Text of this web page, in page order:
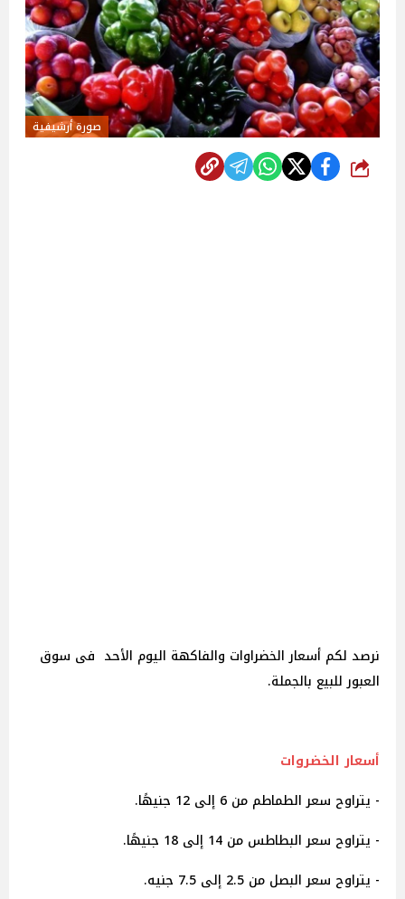
صورة أرشيفية
شارك
نرصد لكم أسعار الخضراوات والفاكهة اليوم الأحد فى سوق
العبور للبيع بالجملة.
أسعار الخضروات
- يتراوح سعر الطماطم من 6 إلى 12 جنيهًا.
- يتراوح سعر البطاطس من 14 إلى 18 جنيهًا.
- يتراوح سعر البصل من 2.5 إلى 7.5 جنيه.